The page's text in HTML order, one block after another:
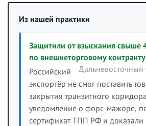
Из нашей практики
Защитили от взыскания свыше
по внешнеторговому контракту
Российский
экспортёр не смог поставить
закрытия транзитного
уведомление о форс-мажоре,
сертификат ТПП РФ и